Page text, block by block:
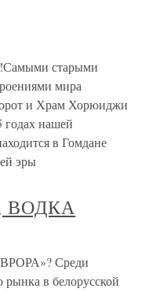
старыми
мира
и Храм Хорюиджи
нашей
в Гомдане
эры
ВОДКА
Среди
рынка в белорусской